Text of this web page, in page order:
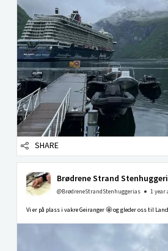
SHARE
Brødrene Strand
@BrødreneStrandStenhuggerias 1 year
Vi er på plass i vakre Geiranger 🤩 og gleder oss til